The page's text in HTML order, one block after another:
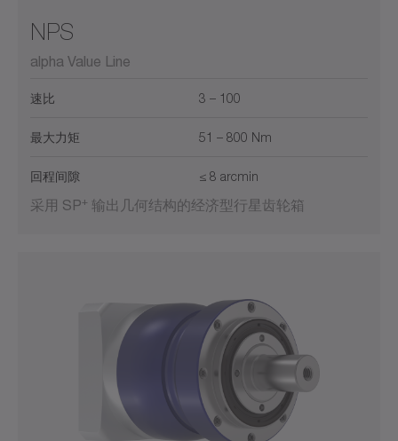
NPS
alpha Value Line
速比 3 – 100
最大力矩 51 – 800 Nm
回程间隙 ≤ 8 arcmin
采用 SP+ 输出几何结构的经济型行星齿轮箱